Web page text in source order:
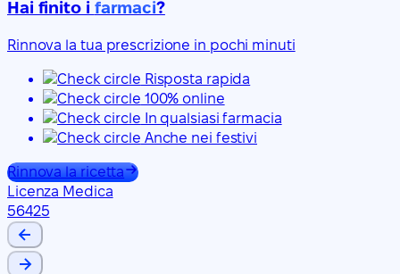
Hai finito i farmaci?
Rinnova la tua prescrizione in pochi minuti
Risposta rapida
100% online
In qualsiasi farmacia
Anche nei festivi
Rinnova la ricetta
Licenza Medica
56425